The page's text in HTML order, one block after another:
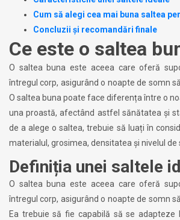
Cum să alegi cea mai buna saltea
Concluzii și recomandări finale
Ce este o saltea
O saltea buna este aceea care oferă
întregul corp, asigurând o noapte de somn
O saltea buna poate face diferența între o
una proastă, afectând astfel sănătatea și
de a alege o saltea, trebuie să luați în
materialul, grosimea, densitatea și nivelul de
Definiția unei saltele
O saltea buna este aceea care oferă
întregul corp, asigurând o noapte de somn
Ea trebuie să fie capabilă să se adapteze